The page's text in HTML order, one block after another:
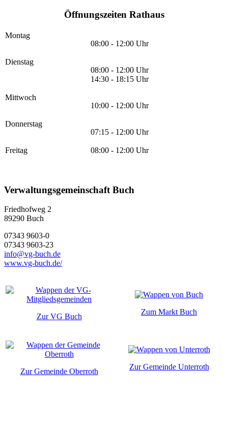
Öffnungszeiten Rathaus
Montag
08:00 - 12:00 Uhr
Dienstag
08:00 - 12:00 Uhr
14:30 - 18:15 Uhr
Mittwoch
10:00 - 12:00 Uhr
Donnerstag
07:15 - 12:00 Uhr
Freitag 08:00 - 12:00 Uhr
Verwaltungsgemeinschaft Buch
Friedhofweg 2
89290 Buch
07343 9603-0
07343 9603-23
info@vg-buch.de
www.vg-buch.de/
Zur VG Buch
Zum Markt Buch
Zur Gemeinde Oberroth
Zur Gemeinde Unterroth